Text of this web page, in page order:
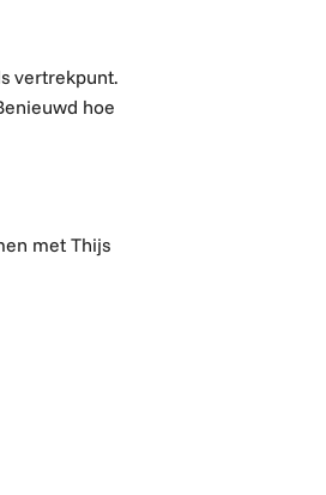
vertrekpunt.
hoe
met Thijs